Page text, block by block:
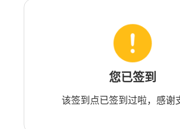
您已签到
该签到点已签到过啦，感谢